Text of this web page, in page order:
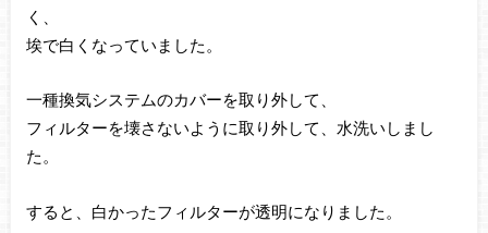
く、
埃で白くなっていました。
一種換気システムのカバーを取り外して、
フィルターを壊さないように取り外して、水洗いしまし
た。
すると、白かったフィルターが透明になりました。